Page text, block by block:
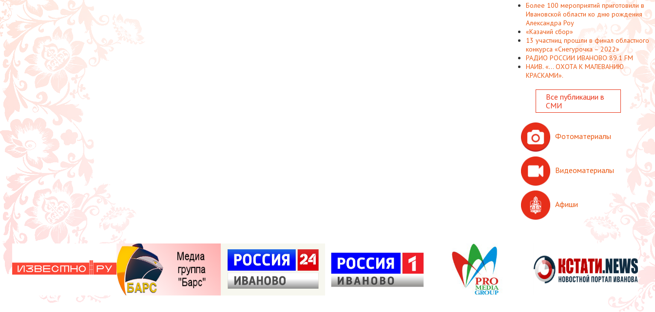
Более 100 мероприятий приготовили в
Ивановской области ко дню рождения
Александра Роу
«Казачий сбор»
13 участниц прошли в финал областного
конкурса «Снегурочка – 2022»
РАДИО РОССИИ ИВАНОВО 89.1 FM
НАИВ. «... ОХОТА К МАЛЕВАНИЮ
КРАСКАМИ».
Все публикации в
СМИ
Фотоматериалы
Видеоматериалы
Афиши